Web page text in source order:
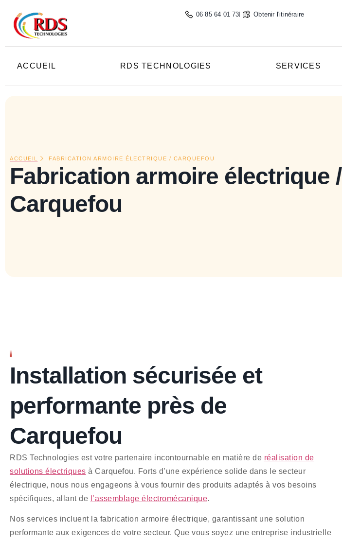
principal
06 85 64 01 73 Obtenir l'itinéraire
ACCUEIL RDS TECHNOLOGIES SERVICES
ACCUEIL FABRICATION ARMOIRE ÉLECTRIQUE / CARQUEFOU
Fabrication armoire électrique /
Carquefou
Installation sécurisée et
performante près de
Carquefou
RDS Technologies est votre partenaire incontournable en matière de réalisation de
solutions électriques à Carquefou. Forts d’une expérience solide dans le secteur
électrique, nous nous engageons à vous fournir des produits adaptés à vos besoins
spécifiques, allant de l’assemblage électromécanique.
Nos services incluent la fabrication armoire électrique, garantissant une solution
performante aux exigences de votre secteur. Que vous soyez une entreprise industrielle